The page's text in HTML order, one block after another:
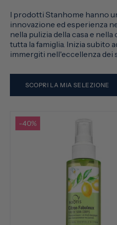
I prodotti Stanhome hanno
innovazione ed esperienza
nella pulizia della casa e
tutta la famiglia. Inizia subito
immergiti nell'eccellenza dei
SCOPRI LA MIA SELEZIONE
-40%